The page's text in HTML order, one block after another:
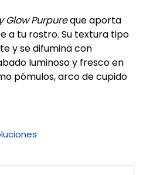
Glow Purpureque aporta
a tu rostro. Su textura tipo
y se difumina con
luminoso y fresco en
pómulos, arco de cupido